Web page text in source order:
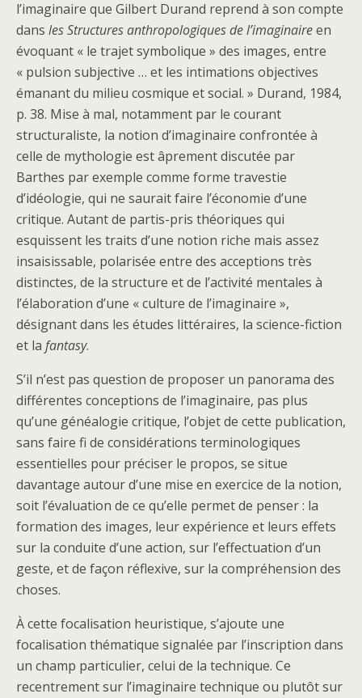
l’imaginaire que Gilbert Durand reprend à son compte
dans les Structures anthropologiques de l’imaginaireen
évoquant « le trajet symbolique » des images, entre
« pulsion subjective … et les intimations objectives
émanant du milieu cosmique et social. » Durand, 1984,
p. 38. Mise à mal, notamment par le courant
structuraliste, la notion d’imaginaire confrontée à
celle de mythologie est âprement discutée par
Barthes par exemple comme forme travestie
d’idéologie, qui ne saurait faire l’économie d’une
critique. Autant de partis-pris théoriques qui
esquissent les traits d’une notion riche mais assez
insaisissable, polarisée entre des acceptions très
distinctes, de la structure et de l’activité mentales à
l’élaboration d’une « culture de l’imaginaire »,
désignant dans les études littéraires, la science-fiction
et la fantasy.
S’il n’est pas question de proposer un panorama des
différentes conceptions de l’imaginaire, pas plus
qu’une généalogie critique, l’objet de cette publication,
sans faire fi de considérations terminologiques
essentielles pour préciser le propos, se situe
davantage autour d’une mise en exercice de la notion,
soit l’évaluation de ce qu’elle permet de penser : la
formation des images, leur expérience et leurs effets
sur la conduite d’une action, sur l’effectuation d’un
geste, et de façon réflexive, sur la compréhension des
choses.
À cette focalisation heuristique, s’ajoute une
focalisation thématique signalée par l’inscription dans
un champ particulier, celui de la technique. Ce
recentrement sur l’imaginaire technique ou plutôt sur